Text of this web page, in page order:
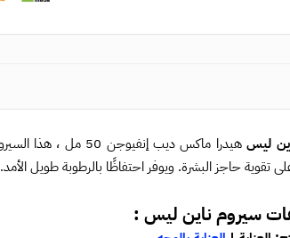
ليس
تقوية حاجز البشرة. ويوفر احتفاظًا بالرطوبة طويل الأمد.
سيروم ناين ليس :